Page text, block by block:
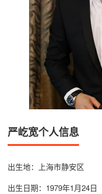
严屹宽个人信息
出生地：上海市静安区
出生日期：1979年1月24日